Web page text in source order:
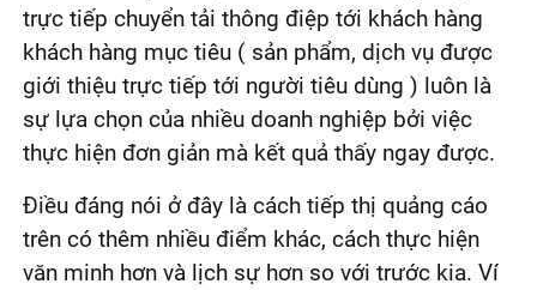
trực tiếp chuyển tải thông điệp tới khách hàng
khách hàng mục tiêu ( sản phẩm, dịch vụ được
giới thiệu trực tiếp tới người tiêu dùng ) luôn là
sự lựa chọn của nhiều doanh nghiệp bởi việc
thực hiện đơn giản mà kết quả thấy ngay được.
Điều đáng nói ở đây là cách tiếp thị quảng cáo
trên có thêm nhiều điểm khác, cách thực hiện
văn minh hơn và lịch sự hơn so với trước kia. Ví